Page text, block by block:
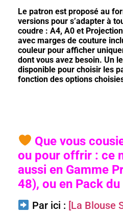
Le patron est proposé au
versions pour s’adapter à
coudre : A4, A0 et
avec marges de couture
couleur pour afficher
dont vous avez besoin. Un
disponible pour choisir les
fonction des options
Que vous
ou pour offrir : ce
aussi en Gamme
48), ou en Pack
Par ici : [La Blouse